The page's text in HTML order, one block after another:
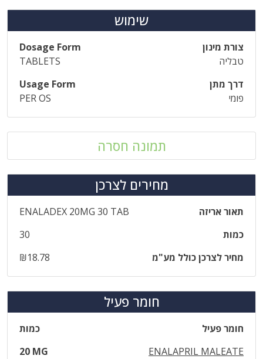
שימוש
צורת מינון
Dosage Form
טבליה
TABLETS
דרך מתן
Usage Form
פומי
PER OS
תמונה חסרה
מחירים לצרכן
תאור אריזה
‎ENALADEX‎ ‎20‎MG‎ ‎30‎ ‎TAB
כמות
30
מחיר לצרכן כולל מע"מ
₪18.78
חומר פעיל
חומר פעיל
כמות
ENALAPRIL MALEATE
20 MG